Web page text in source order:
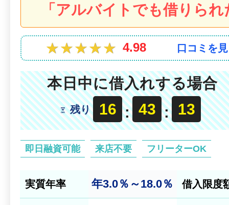
「アルバイトでも借りら
★★★★★
★★★★★ 4.98 口コミを
本日中に借入れする場合
残り 16 : 43 : 11
即日融資可能 来店不要 フリーターOK
実質年率 年3.0％～18.0％ 借入限度